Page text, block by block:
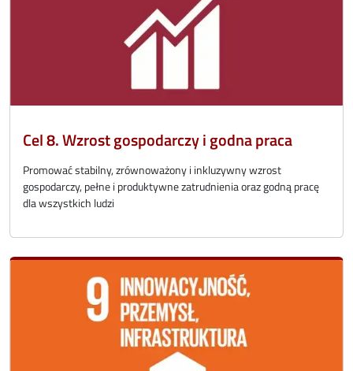
Cel 8. Wzrost gospodarczy i godna praca
Promować stabilny, zrównoważony i inkluzywny wzrost
gospodarczy, pełne i produktywne zatrudnienia oraz godną pracę
dla wszystkich ludzi